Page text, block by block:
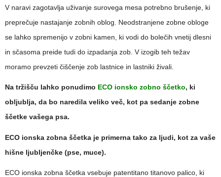
V naravi zagotavlja uživanje surovega mesa potrebno brušenje, ki
preprečuje nastajanje zobnih oblog. Neodstranjene zobne obloge
se lahko spremenijo v zobni kamen, ki vodi do bolečih vnetij dlesni
in sčasoma preide tudi do izpadanja zob. V izogib teh težav
moramo prevzeti čiščenje zob lastnice in lastniki živali.
Na tržišču lahko ponudimo ECO ionsko zobno ščetko, ki
obljublja, da bo naredila veliko več, kot pa sedanje zobne
ščetke vašega psa.
ECO ionska zobna ščetka je primerna tako za ljudi, kot za vaše
hišne ljubljenčke (pse, muce).
ECO ionska zobna ščetka vsebuje patentitano titanovo palico, ki